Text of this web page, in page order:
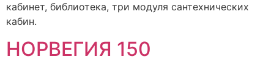
кабинет, библиотека, три модуля сантехнических
кабин.
НОРВЕГИЯ 150